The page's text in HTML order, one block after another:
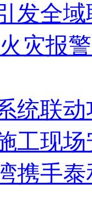
发全
灾报
统联
工现
携手